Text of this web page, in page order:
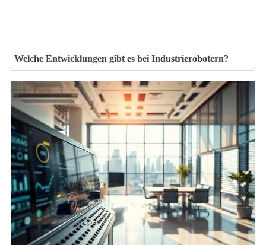
Welche Entwicklungen gibt es bei Industrierobotern?